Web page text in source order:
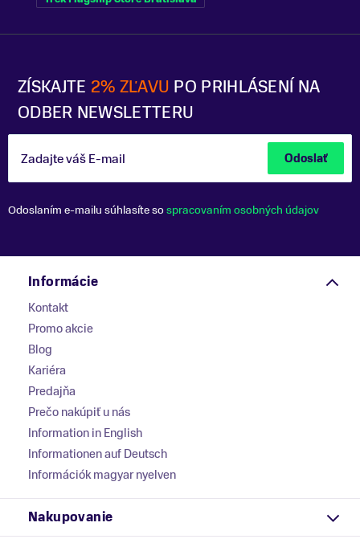
ZÍSKAJTE 2% ZĽAVU PO PRIHLÁSENÍ NA
ODBER NEWSLETTERU
Zadajte váš E-mail Odoslať
Odoslaním e-mailu súhlasíte sospracovaním osobných údajov
Informácie
Kontakt
Promo akcie
Blog
Kariéra
Predajňa
Prečo nakúpiť u nás
Information in English
Informationen auf Deutsch
Információk magyar nyelven
Nakupovanie